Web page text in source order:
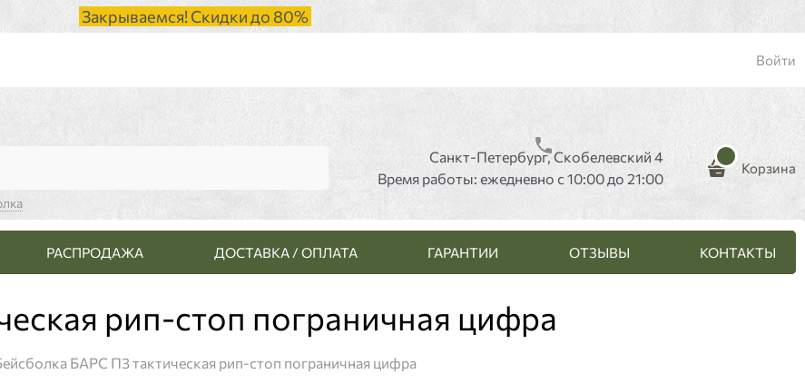
Закрываемся! Скидки до 80%
Войти
Санкт-Петербург, Скобелевский 4
Время работы: ежедневно с 10:00 до 21:00
Корзина
РАСПРОДАЖА ДОСТАВКА / ОПЛАТА ГАРАНТИИ ОТЗЫВЫ КОНТАКТЫ
рип-стоп пограничная цифра
БАРС П3 тактическая рип-стоп пограничная цифра